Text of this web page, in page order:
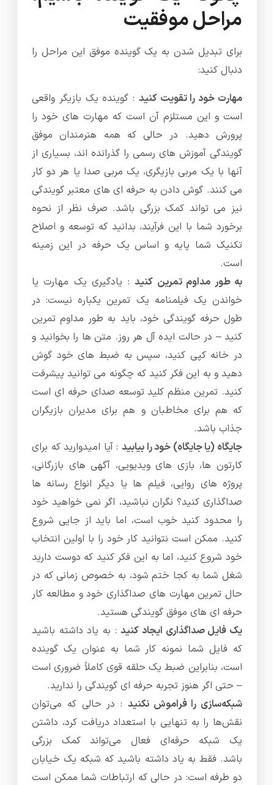
مراحل موفقیت
برای تبدیل شدن به یک گوینده موفق این مراحل را
دنبال کنید:
مهارت خود را تقویت کنید : گوینده یک بازیگر واقعی
است و این مستلزم آن است که مهارت های خود را
پرورش دهید. در حالی که همه هنرمندان موفق
گویندگی آموزش های رسمی را گذرانده اند، بسیاری از
آنها با یک مربی بازیگری، یک مربی صدا یا هر دو کار
می کنند. گوش دادن به حرفه ای های معتبر گویندگی
نیز می تواند کمک بزرگی باشد. صرف نظر از نحوه
برخورد شما با این فرآیند، بدانید که توسعه و اصلاح
تکنیک شما پایه و اساس یک حرفه در این زمینه
است.
به طور مداوم تمرین کنید: یادگیری یک مهارت یا
خواندن یک فیلمنامه یک تمرین یکباره نیست: در
طول حرفه گویندگی خود، باید به طور مداوم تمرین
کنید – در حالت ایده آل هر روز. متن ها را بخوانید و
در خانه کپی کنید، سپس به ضبط های خود گوش
دهید و به این فکر کنید که چگونه می توانید پیشرفت
کنید. تمرین منظم کلید توسعه صدای حرفه ای است
که هم برای مخاطبان و هم برای مدیران بازیگران
جذاب باشد.
جایگاه (یا جایگاه) خود را بیابید : آیا امیدوارید که برای
کارتون ها، بازی های ویدیویی، آگهی های بازرگانی،
پروژه های روایی، فیلم ها یا دیگر انواع رسانه ها
صداگذاری کنید؟ نگران نباشید، اگر نمی خواهید خود
را محدود کنید خوب است، اما باید از جایی شروع
کنید. ممکن است نتوانید کار خود را با اولین انتخاب
خود شروع کنید، اما به این فکر کنید که دوست دارید
شغل شما به کجا ختم شود، به خصوص زمانی که در
حال تمرین مهارت های صداگذاری خود و مطالعه کار
حرفه ای های موفق گویندگی هستید.
یک فایل صداگذاری ایجاد کنید: به یاد داشته باشید
که فایل شما نمونه کار شما به عنوان یک گوینده
است، بنابراین ضبط یک حلقه قوی کاملاً ضروری است
– حتی اگر هنوز تجربه حرفه ای گویندگی را ندارید.
شبکه‌سازی را فراموش نکنید : در حالی که می‌توان
نقش‌ها را به تنهایی با استعداد دریافت کرد، داشتن
یک شبکه حرفه‌ای فعال می‌تواند کمک بزرگی
باشد. فقط به یاد داشته باشید که شبکه یک خیابان
دو طرفه است: در حالی که ارتباطات شما ممکن است